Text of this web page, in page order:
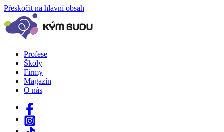
Přeskočit na hlavní obsah
Profese
Školy
Firmy
Magazín
O nás